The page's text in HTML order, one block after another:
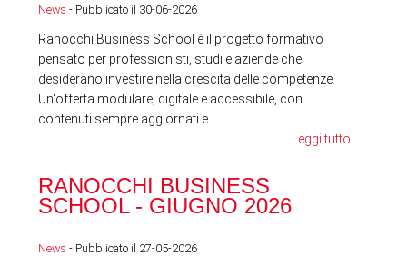
News - Pubblicato il 30-06-2026
Ranocchi Business School è il progetto formativo
pensato per professionisti, studi e aziende che
desiderano investire nella crescita delle competenze.
Un'offerta modulare, digitale e accessibile, con
contenuti sempre aggiornati e...
Leggi tutto
RANOCCHI BUSINESS
SCHOOL - GIUGNO 2026
News - Pubblicato il 27-05-2026